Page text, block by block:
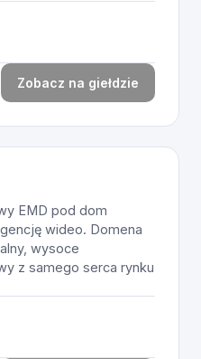
Zobacz na giełdzie
EMD pod dom
wideo. Domena
wysoce
z samego serca rynku